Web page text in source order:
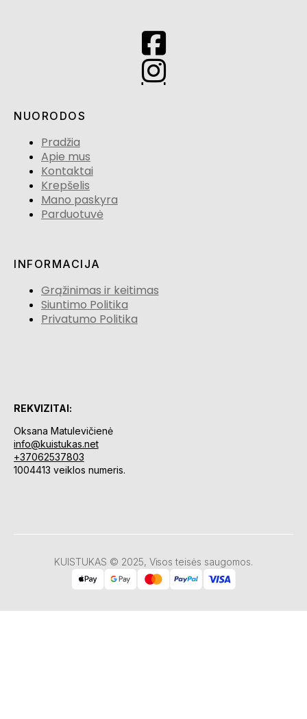
NUORODOS
Pradžia
Apie mus
Kontaktai
Krepšelis
Mano paskyra
Parduotuvė
INFORMACIJA
Grąžinimas ir keitimas
Siuntimo Politika
Privatumo Politika
REKVIZITAI:
Oksana Matulevičienė
info@kuistukas.net
+37062537803
1004413 veiklos numeris.
KUISTUKAS © 2025, Visos teisės saugomos.